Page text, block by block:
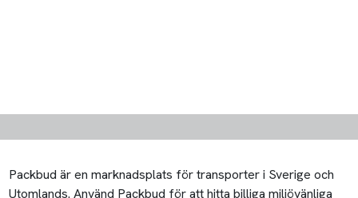
Packbud är en marknadsplats för transporter i Sverige och
Utomlands. Använd Packbud för att hitta billiga miljövänliga